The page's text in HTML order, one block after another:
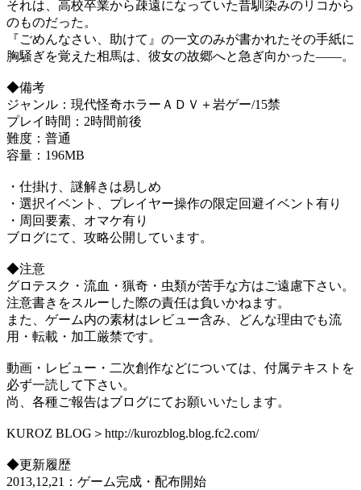
それは、高校卒業から疎遠になっていた昔馴染みのリコから
のものだった。
『ごめんなさい、助けて』の一文のみが書かれたその手紙に
胸騒ぎを覚えた相馬は、彼女の故郷へと急ぎ向かった――。
◆備考
ジャンル：現代怪奇ホラーＡＤＶ＋岩ゲー/15禁
プレイ時間：2時間前後
難度：普通
容量：196MB
・仕掛け、謎解きは易しめ
・選択イベント、プレイヤー操作の限定回避イベント有り
・周回要素、オマケ有り
ブログにて、攻略公開しています。
◆注意
グロテスク・流血・猟奇・虫類が苦手な方はご遠慮下さい。
注意書きをスルーした際の責任は負いかねます。
また、ゲーム内の素材はレビュー含み、どんな理由でも流
用・転載・加工厳禁です。
動画・レビュー・二次創作などについては、付属テキストを
必ず一読して下さい。
尚、各種ご報告はブログにてお願いいたします。
KUROZ BLOG＞http://kurozblog.blog.fc2.com/
◆更新履歴
2013,12,21：ゲーム完成・配布開始